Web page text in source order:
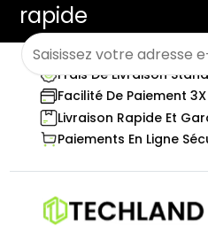
rapide
Frais De Livraison
Facilité De Paiement
Livraison Rapide Et
Paiements En Ligne